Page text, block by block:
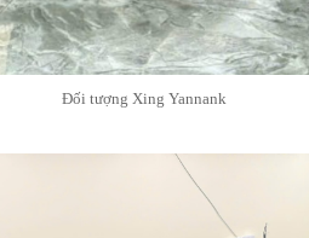
Đối tượng Xing Yannank